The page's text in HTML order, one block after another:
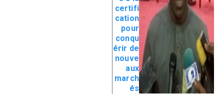
certifi
cation
pour
conqu
érir de
nouve
aux
march
és